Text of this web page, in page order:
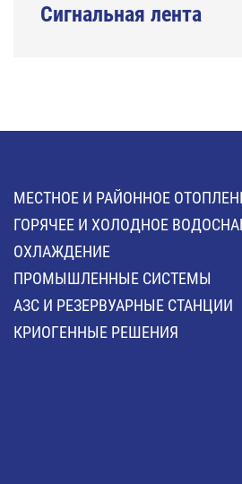
Сигнальная лента
МЕСТНОЕ И РАЙОННОЕ
ГОРЯЧЕЕ И ХОЛОДНОЕ
ОХЛАЖДЕНИЕ
ПРОМЫШЛЕННЫЕ СИСТЕМЫ
АЗС И РЕЗЕРВУАРНЫЕ СТАНЦИИ
КРИОГЕННЫЕ РЕШЕНИЯ